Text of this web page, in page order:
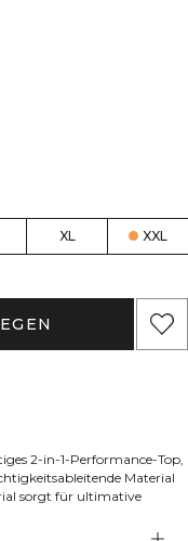
XL XXL
2-in-1-Performance-Top,
Material
sorgt für ultimative
Details für